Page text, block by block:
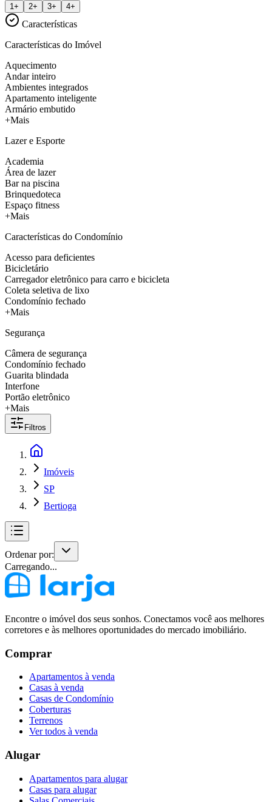
1+ 2+ 3+ 4+
Características
Características do Imóvel
Aquecimento
Andar inteiro
Ambientes integrados
Apartamento inteligente
Armário embutido
+Mais
Lazer e Esporte
Academia
Área de lazer
Bar na piscina
Brinquedoteca
Espaço fitness
+Mais
Características do Condomínio
Acesso para deficientes
Bicicletário
Carregador eletrônico para carro e bicicleta
Coleta seletiva de lixo
Condomínio fechado
+Mais
Segurança
Câmera de segurança
Condomínio fechado
Guarita blindada
Interfone
Portão eletrônico
+Mais
Filtros
Imóveis
SP
Bertioga
Ordenar por:
Carregando...
Encontre o imóvel dos seus sonhos. Conectamos você aos melhores
corretores e às melhores oportunidades do mercado imobiliário.
Comprar
Apartamentos à venda
Casas à venda
Casas de Condomínio
Coberturas
Terrenos
Ver todos à venda
Alugar
Apartamentos para alugar
Casas para alugar